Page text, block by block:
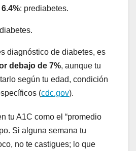
: prediabetes.
diagnóstico de diabetes, es
debajo de 7%, aunque tu
según tu edad, condición
(cdc.gov).
tu A1C como el “promedio
Si alguna semana tu
no te castigues; lo que